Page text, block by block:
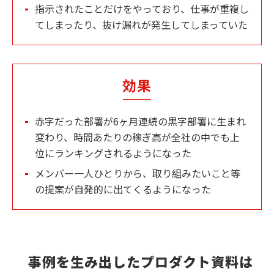
指示されたことだけをやっており、仕事が重複し
てしまったり、抜け漏れが発生してしまっていた
効果
赤字だった部署が6ヶ月連続の黒字部署に生まれ
変わり、時間あたりの稼ぎ高が全社の中でも上
位にランキングされるようになった
メンバー一人ひとりから、取り組みたいこと等
の提案が自発的に出てくるようになった
事例を生み出したプロダクト資料は